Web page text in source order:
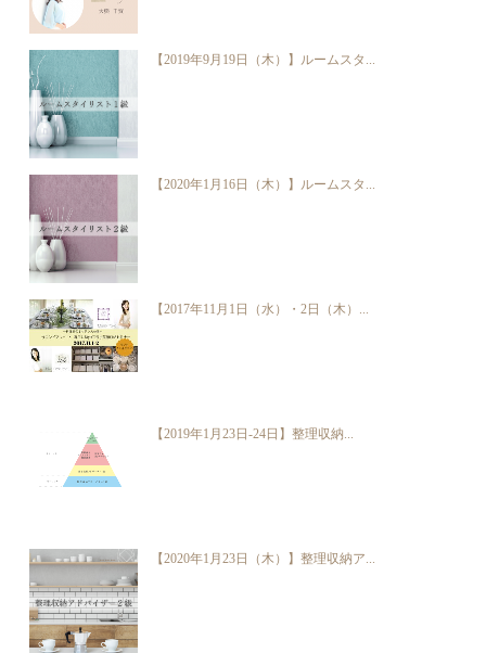
【2019年9月19日（木）】ルームスタ...
【2020年1月16日（木）】ルームスタ...
【2017年11月1日（水）・2日（木）...
【2019年1月23日-24日】整理収納...
【2020年1月23日（木）】整理収納ア...